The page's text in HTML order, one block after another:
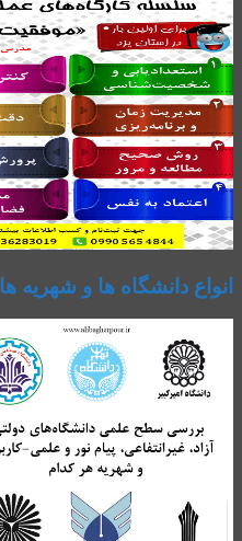
انواع دانشگاه ها و شهریه ها